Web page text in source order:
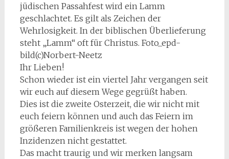
jüdischen Passahfest wird ein Lamm
geschlachtet. Es gilt als Zeichen der
Wehrlosigkeit. In der biblischen Überlieferung
steht „Lamm“ oft für Christus. Foto_epd-
bild(c)Norbert-Neetz
Ihr Lieben!
Schon wieder ist ein viertel Jahr vergangen seit
wir euch auf diesem Wege gegrüßt haben.
Dies ist die zweite Osterzeit, die wir nicht mit
euch feiern können und auch das Feiern im
größeren Familienkreis ist wegen der hohen
Inzidenzen nicht gestattet.
Das macht traurig und wir merken langsam